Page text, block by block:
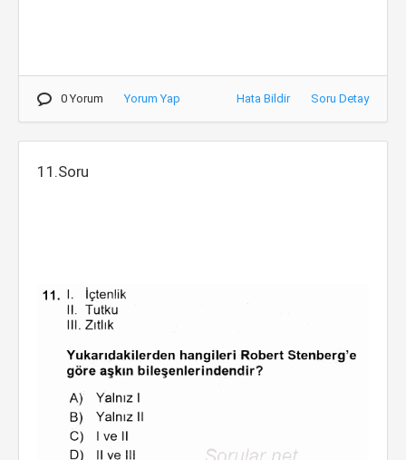
0 Yorum Yorum Yap Hata Bildir Soru Detay
11.Soru